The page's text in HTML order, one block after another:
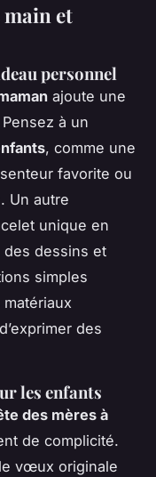
main et
personnel
ajoute une
à un
, comme une
favorite ou
Un autre
unique en
des dessins et
simples
des
les enfants
des mères à
de complicité.
vœux originale